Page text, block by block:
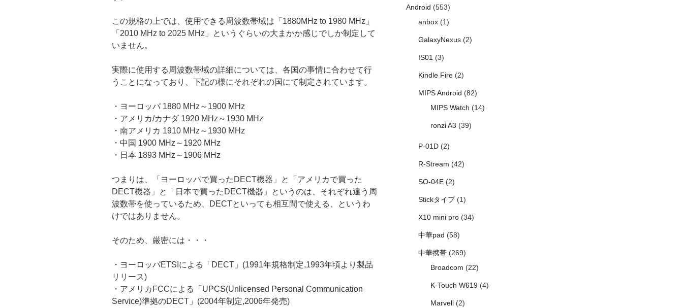
この規格の上では、使用できる周波数帯域は「1880MHz to 1980 MHz」
「2010 MHz to 2025 MHz」というぐらいの大まかか感じでしか制定して
いません。
実際に使用する周波数帯域の詳細については、各国の事情に合わせて行
うことになっており、下記の様にそれぞれの国にて制定されています。
・ヨーロッパ 1880 MHz～1900 MHz
・アメリカ/カナダ 1920 MHz～1930 MHz
・南アメリカ 1910 MHz～1930 MHz
・中国 1900 MHz～1920 MHz
・日本 1893 MHz～1906 MHz
つまりは、「ヨーロッパで買ったDECT機器」と「アメリカで買った
DECT機器」と「日本で買ったDECT機器」というのは、それぞれ違う周
波数帯を使っているため、DECTといっても相互間で使える、というわ
けではありません。
そのため、厳密には・・・
・ヨーロッパETSIによる「DECT」(1991年規格制定,1993年頃より製品
リリース)
・アメリカFCCによる「UPCS(Unlicensed Personal Communication
Service)準拠のDECT」(2004年制定,2006年発売)
Android (553)
anbox(1)
GalaxyNexus(2)
IS01(3)
Kindle Fire(2)
MIPS Android (82)
MIPS Watch (14)
ronzi A3 (39)
P-01D(2)
R-Stream (42)
SO-04E(2)
Stickタイプ(1)
X10 mini pro(34)
中華pad (58)
中華携帯(269)
Broadcom (22)
K-Touch W619(4)
Marvell(2)